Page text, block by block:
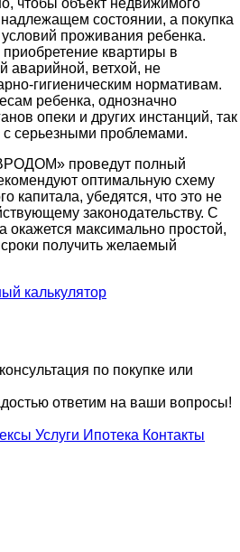
состоянии, а покупка
проживания ребенка.
квартиры в
аварийной, ветхой, не
гигиеническим нормативам.
ребенка, однозначно
опеки и других инстанций, так
с серьезными проблемами.
проведут полный
оптимальную схему
капитала, убедятся, что это не
законодательству. С
окажется максимально простой,
получить желаемый
калькулятор
по покупке или
ответим на ваши вопросы!
Услуги Ипотека Контакты